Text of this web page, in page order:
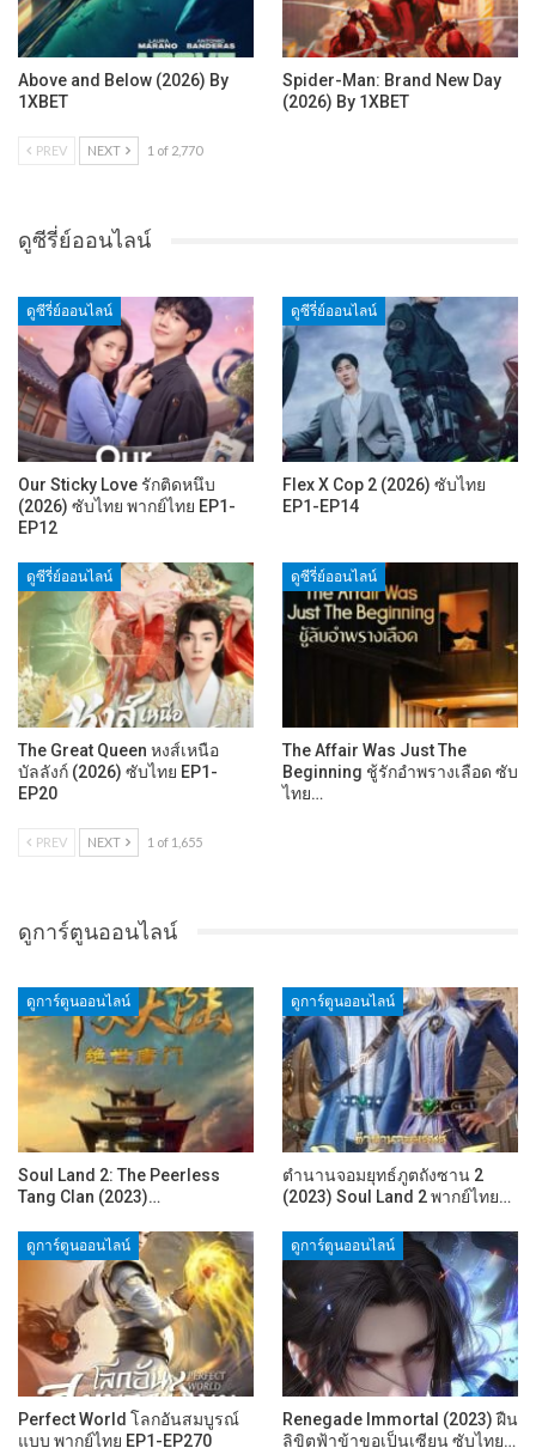
Above and Below (2026) By
1XBET
Spider-Man: Brand New Day
(2026) By 1XBET
PREV NEXT 1 of 2,770
ดูซีรี่ย์ออนไลน์
ดูซีรี่ย์ออนไลน์
Our Sticky Love รักติดหนึบ
(2026) ซับไทย พากย์ไทย EP1-
EP12
ดูซีรี่ย์ออนไลน์
Flex X Cop 2 (2026) ซับไทย
EP1-EP14
ดูซีรี่ย์ออนไลน์
The Great Queen หงส์เหนือ
บัลลังก์ (2026) ซับไทย EP1-
EP20
ดูซีรี่ย์ออนไลน์
The Affair Was Just The
Beginning ชู้รักอำพรางเลือด ซับ
ไทย…
PREV NEXT 1 of 1,655
ดูการ์ตูนออนไลน์
ดูการ์ตูนออนไลน์
Soul Land 2: The Peerless
Tang Clan (2023)…
ดูการ์ตูนออนไลน์
ตำนานจอมยุทธ์ภูตถังซาน 2
(2023) Soul Land 2 พากย์ไทย…
ดูการ์ตูนออนไลน์
Perfect World โลกอันสมบูรณ์
แบบ พากย์ไทย EP1-EP270
ดูการ์ตูนออนไลน์
Renegade Immortal (2023) ฝืน
ลิขิตฟ้าข้าขอเป็นเซียน ซับไทย…